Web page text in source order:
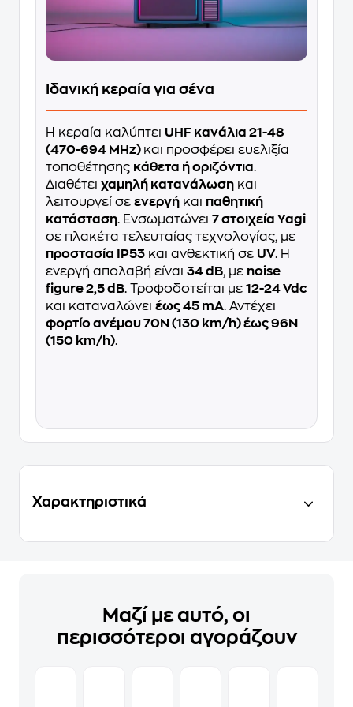
Ιδανική κεραία για σένα
Η κεραία καλύπτει UHF κανάλια 21-48
(470-694 MHz) και προσφέρει ευελιξία
τοποθέτησης κάθετα ή οριζόντια.
Διαθέτει χαμηλή κατανάλωση και
λειτουργεί σε ενεργή και παθητική
κατάσταση. Ενσωματώνει 7 στοιχεία Yagi
σε πλακέτα τελευταίας τεχνολογίας, με
προστασία IP53 και ανθεκτική σε UV. Η
ενεργή απολαβή είναι 34 dB, με noise
figure 2,5 dB. Τροφοδοτείται με 12-24 Vdc
και καταναλώνει έως 45 mA. Αντέχει
φορτίο ανέμου 70N (130 km/h) έως 96N
(150 km/h).
Χαρακτηριστικά
Μαζί με αυτό, οι
περισσότεροι αγοράζουν